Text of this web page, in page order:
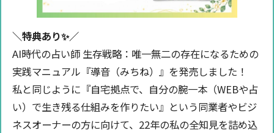
＼特典あり✨️／
AI時代の占い師 生存戦略：唯一無二の存在になるための
実践マニュアル『導音（みちね）』を発売しました！
私と同じように『自宅拠点で、自分の腕一本（WEBや占
い）で生き残る仕組みを作りたい』という同業者やビジ
ネスオーナーの方に向けて、22年の私の全知見を詰め込